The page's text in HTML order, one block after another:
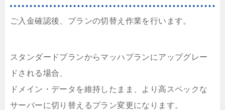
ご入金確認後、プランの切替え作業を行います。
スタンダードプランからマッハプランにアップグレー
ドされる場合、
ドメイン・データを維持したまま、より高スペックな
サーバーに切り替えるプラン変更になります。